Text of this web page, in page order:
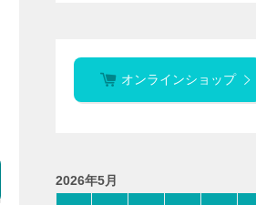
オンラインショップ
2026年5月